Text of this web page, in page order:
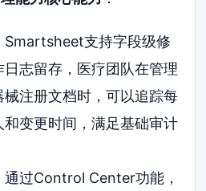
Smartsheet支持字段级修
志留存，医疗团队在管理
注册文档时，可以追踪每
变更时间，满足基础审计
通过Control Center功能，